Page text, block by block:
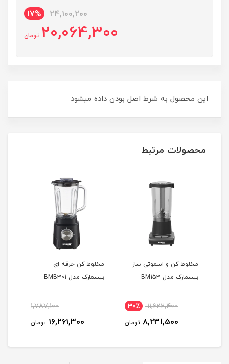
24,100,200
17%
20,064,300 تومان
این محصول به شرط اصل بودن داده میشود
محصولات مرتبط
مخلوط کن و اسموتی ساز
بیسمارک مدل BM153
11,622,400 30٪
8,231,500 تومان
مخلوط کن حرفه ای
بیسمارک مدل BMB301
1,787,100
16,261,300 تومان